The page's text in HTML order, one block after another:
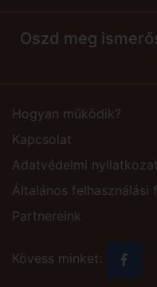
Oszd meg
Hogyan működik?
Kapcsolat
Adatvédelmi nyilatkozat
Általános felhasználási
Partnereink
Kövess minket: